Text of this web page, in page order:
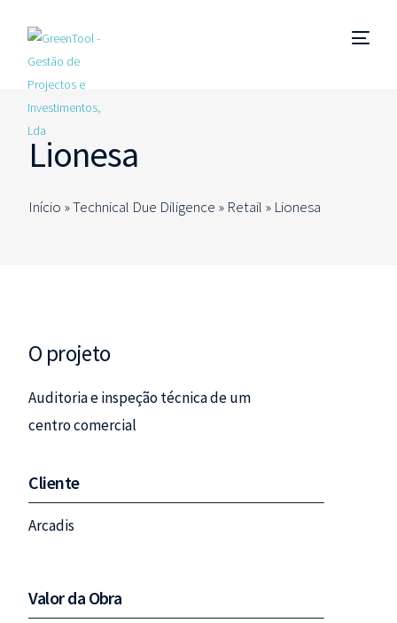
Lionesa
Início »Technical Due Diligence » Retail » Lionesa
O projeto
Auditoria e inspeção técnica de um
centro comercial
Cliente
Arcadis
Valor da Obra
Gestão de Empreendimentos
Coordenação e Fiscalização de Obra
Technical Due Diligence
PT